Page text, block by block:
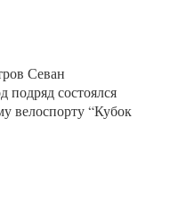
Севан
подряд состоялся
велоспорту “Кубок